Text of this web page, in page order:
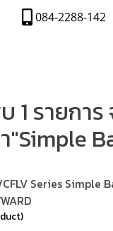
084-2288-142
1 รายการ
"Simple
CFLV Series Simple